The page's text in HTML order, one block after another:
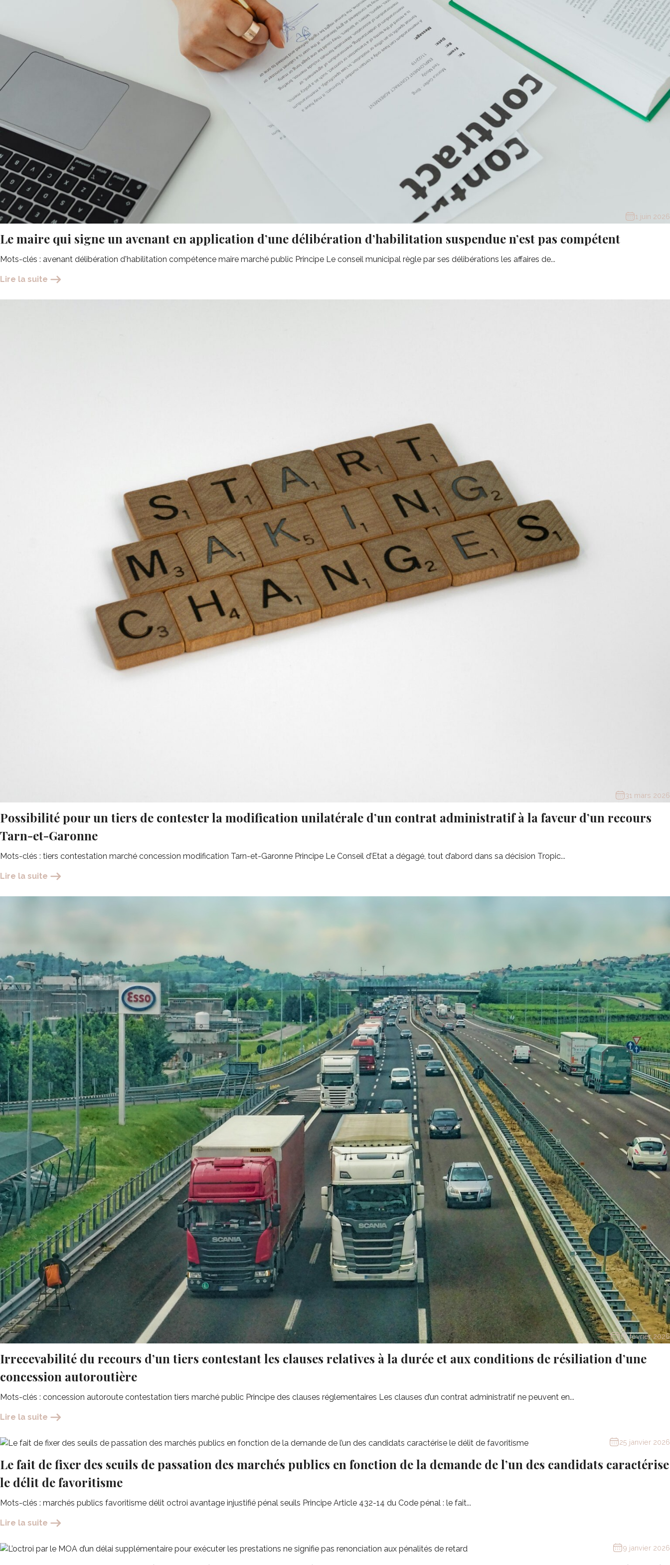
1 juin 2026
Le maire qui signe un avenant en application d’une délibération d’habilitation suspendue n’est pas compétent
Mots-clés : avenant délibération d'habilitation compétence maire marché public Principe Le conseil municipal règle par ses délibérations les affaires de...
Lire la suite
31 mars 2026
Possibilité pour un tiers de contester la modification unilatérale d’un contrat administratif à la faveur d’un recours
Tarn-et-Garonne
Mots-clés : tiers contestation marché concession modification Tarn-et-Garonne Principe Le Conseil d’Etat a dégagé, tout d’abord dans sa décision Tropic...
Lire la suite
10 février 2026
Irrecevabilité du recours d’un tiers contestant les clauses relatives à la durée et aux conditions de résiliation d’une
concession autoroutière
Mots-clés : concession autoroute contestation tiers marché public Principe des clauses réglementaires Les clauses d’un contrat administratif ne peuvent en...
Lire la suite
25 janvier 2026
Le fait de fixer des seuils de passation des marchés publics en fonction de la demande de l’un des candidats caractérise
le délit de favoritisme
Mots-clés : marchés publics favoritisme délit octroi avantage injustifié pénal seuils Principe Article 432-14 du Code pénal : le fait...
Lire la suite
9 janvier 2026